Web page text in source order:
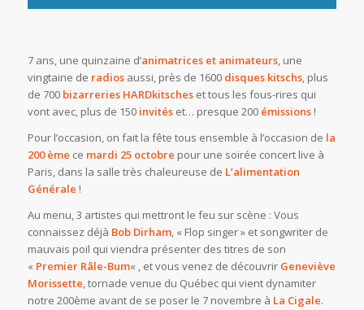
7 ans, une quinzaine d’animatrices et animateurs, une
vingtaine de radiosaussi, près de 1600 disques kitschs, plus
de 700 bizarreries HARDkitscheset tous les fous-rires qui
vont avec, plus de 150 invitéset… presque 200 émissions!
Pour l’occasion, on fait la fête tous ensemble à l’occasion de la
200 ème ce mardi 25 octobre pour une soirée concert live à
Paris, dans la salle très chaleureuse de L’alimentation
Générale !
Au menu, 3 artistes qui mettront le feu sur scène : Vous
connaissez déjà Bob Dirham, « Flop singer » et songwriter de
mauvais poil qui viendra présenter des titres de son
« Premier Râle-Bum« , et vous venez de découvrir Geneviève
Morissette, tornade venue du Québec qui vient dynamiter
notre 200ème avant de se poser le 7 novembre à La Cigale.